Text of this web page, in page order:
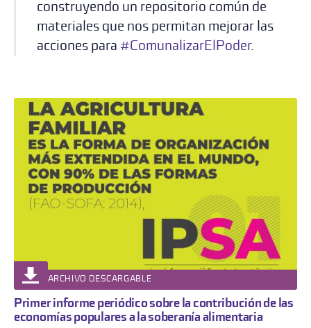
construyendo un repositorio común de
materiales que nos permitan mejorar las
acciones para #ComunalizarElPoder.
ARCHIVO DESCARGABLE
Primer informe periódico sobre la contribución de las
economías populares a la soberanía alimentaria